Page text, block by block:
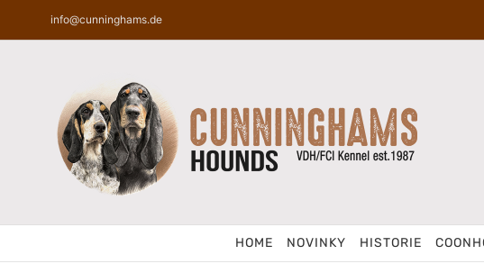
info@cunninghams.de
HOME NOVINKY HISTORIE